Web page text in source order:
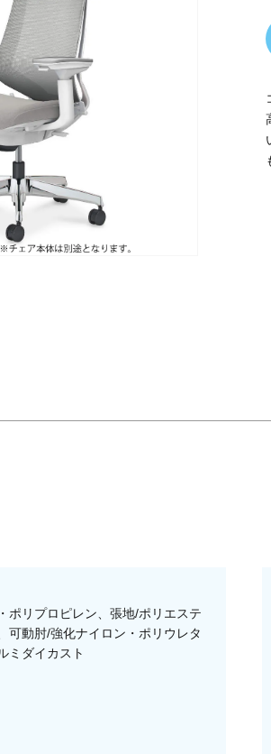
ポリプロピレン、張地/ポリエステ
可動肘/強化ナイロン・ポリウレタ
ミダイカスト